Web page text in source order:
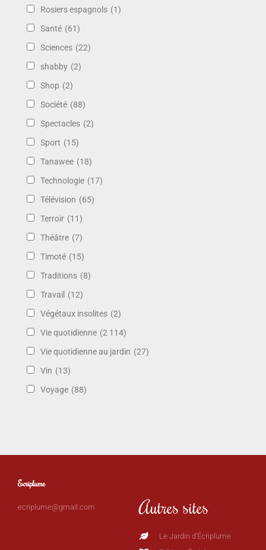
Rosiers espagnols (1)
Santé (61)
Sciences (22)
shabby (2)
Shop (2)
Société (88)
Spectacles (2)
Sport (15)
Tanawee (18)
Technologie (17)
Télévision (65)
Terroir (11)
Théâtre (7)
Timoté (15)
Traditions (8)
Travail (12)
Végétaux insolites (2)
Vie quotidienne (2 114)
Vie quotidienne au jardin (27)
Vin (13)
Voyage (88)
Ecriplume
ecriplume@gmail.com Autres sites
Le Jardin d'Écriplume